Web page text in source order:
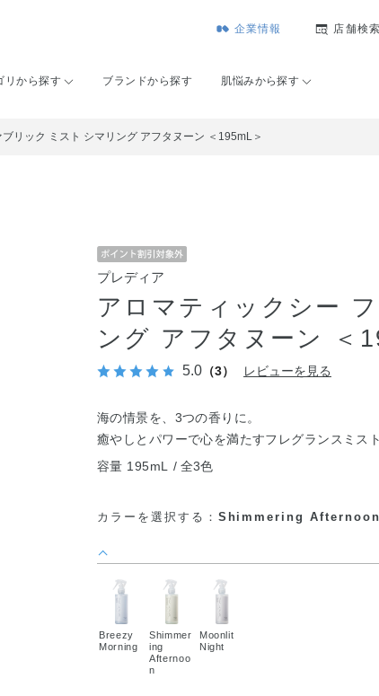
企業情報 店舗検索
リから探す ブランドから探す 肌悩みから探す
リック ミスト シマリング アフタヌーン ＜195mL＞
プレディア
アロマティックシー
ング アフタヌーン ＜
5.0 （3） レビューを見る
海の情景を、3つの香りに。
癒やしとパワーで心を満たすフレグランスミスト
容量 195mL
全3色
カラーを選択する： Shimmering Afternoon
Breezy
Morning
Shimmer
ing
Afternoo
n
Moonlit
Night